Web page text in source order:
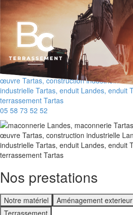
Aller
au
contenu
principal
05 58 73 52 52
Nos prestations
Notre matériel Aménagement exterieur
Terrassement